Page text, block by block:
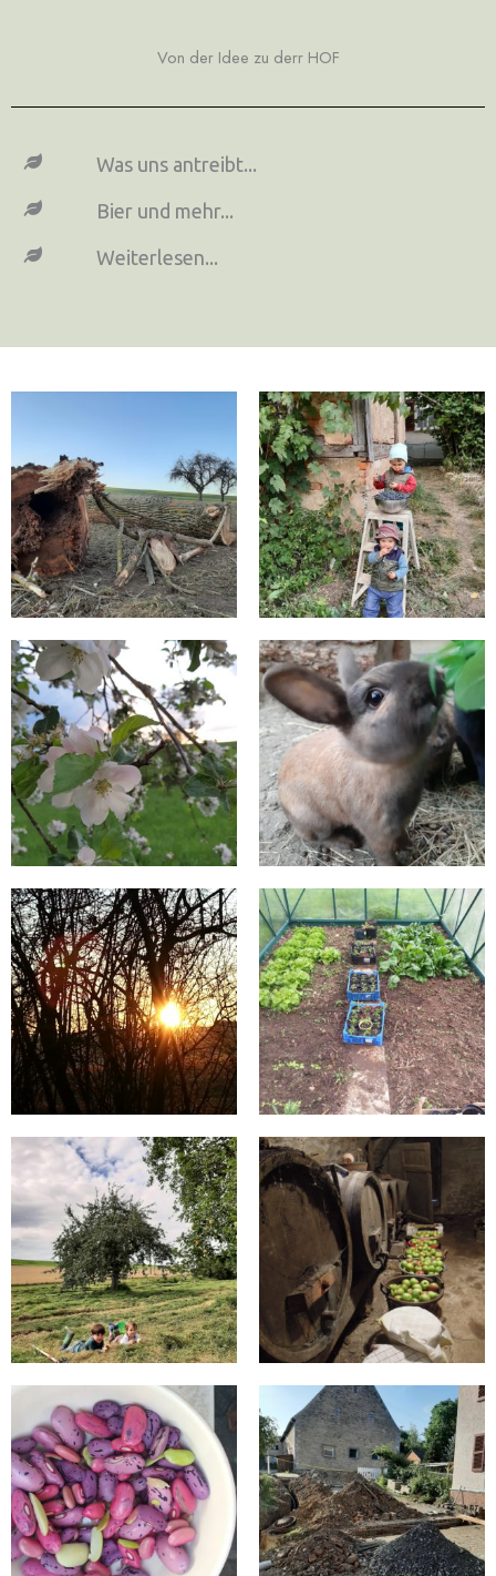
Von der Idee zu derr HOF
Was uns antreibt...
Bier und mehr...
Weiterlesen...